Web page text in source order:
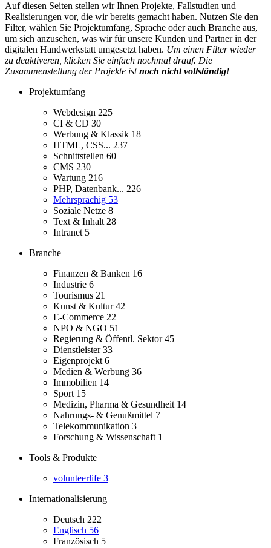
Auf diesen Seiten stellen wir Ihnen Projekte, Fallstudien und
Realisierungen vor, die wir bereits gemacht haben. Nutzen Sie den
Filter, wählen Sie Projektumfang, Sprache oder auch Branche aus,
um sich anzusehen, was wir für unsere Kunden und Partner in der
digitalen Handwerkstatt umgesetzt haben. Um einen Filter wieder
zu deaktiveren, klicken Sie einfach nochmal drauf. Die
Zusammenstellung der Projekte istnoch nicht vollständig!
Projektumfang
Webdesign 225
CI & CD 30
Werbung & Klassik 18
HTML, CSS... 237
Schnittstellen 60
CMS 230
Wartung 216
PHP, Datenbank... 226
Mehrsprachig 53
Soziale Netze 8
Text & Inhalt 28
Intranet 5
Branche
Finanzen & Banken 16
Industrie 6
Tourismus 21
Kunst & Kultur42
E-Commerce 22
NPO & NGO 51
Regierung & Öffentl. Sektor45
Dienstleister33
Eigenprojekt 6
Medien & Werbung 36
Immobilien 14
Sport 15
Medizin, Pharma & Gesundheit 14
Nahrungs- & Genußmittel 7
Telekommunikation 3
Forschung & Wissenschaft 1
Tools & Produkte
volunteerlife 3
Internationalisierung
Deutsch 222
Englisch 56
Französisch 5